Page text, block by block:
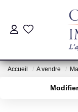
Accueil A vendre